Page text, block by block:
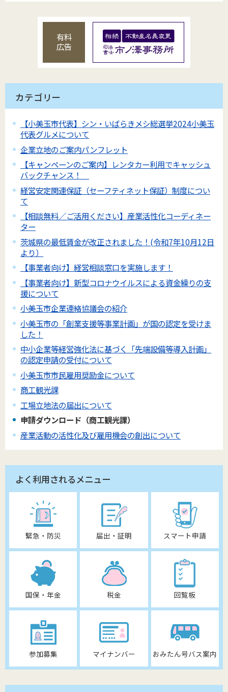
有料
広告
カテゴリー
【小美玉市代表】シン・いばらきメシ総選挙2024小美玉
代表グルメについて
企業立地のご案内パンフレット
【キャンペーンのご案内】レンタカー利用でキャッシュ
バックチャンス！
経営安定関連保証（セーフティネット保証）制度につい
て
【相談無料／ご活用ください】産業活性化コーディネー
ター
茨城県の最低賃金が改正されました！(令和7年10月12日
より）
【事業者向け】経営相談窓口を実施します！
【事業者向け】新型コロナウイルスによる資金繰りの支
援について
小美玉市企業連絡協議会の紹介
小美玉市の「創業支援等事業計画」が国の認定を受けま
した！
中小企業等経営強化法に基づく「先端設備等導入計画」
の認定申請の受付について
小美玉市市民雇用奨励金について
商工観光課
工場立地法の届出について
申請ダウンロード（商工観光課）
産業活動の活性化及び雇用機会の創出について
よく利用されるメニュー
緊急・防災 届出・証明 スマート申請
国保・年金 税金 回覧板
参加募集 マイナンバー おみたん号バス案内